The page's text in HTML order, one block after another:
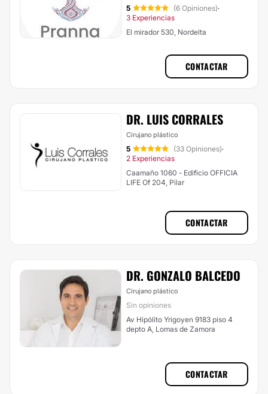
5 (6 Opiniones)·
3 Experiencias
El mirador 530, Nordelta
CONTACTAR
DR. LUIS CORRALES
Cirujano plástico
5 (33 Opiniones)·
2 Experiencias
Caamaño 1060 - Edificio OFFICIA
LIFE Of 204, Pilar
CONTACTAR
DR. GONZALO BALCEDO
Cirujano plástico
Sin opiniones
Av Hipólito Yrigoyen 9183 piso 4
depto A, Lomas de Zamora
CONTACTAR